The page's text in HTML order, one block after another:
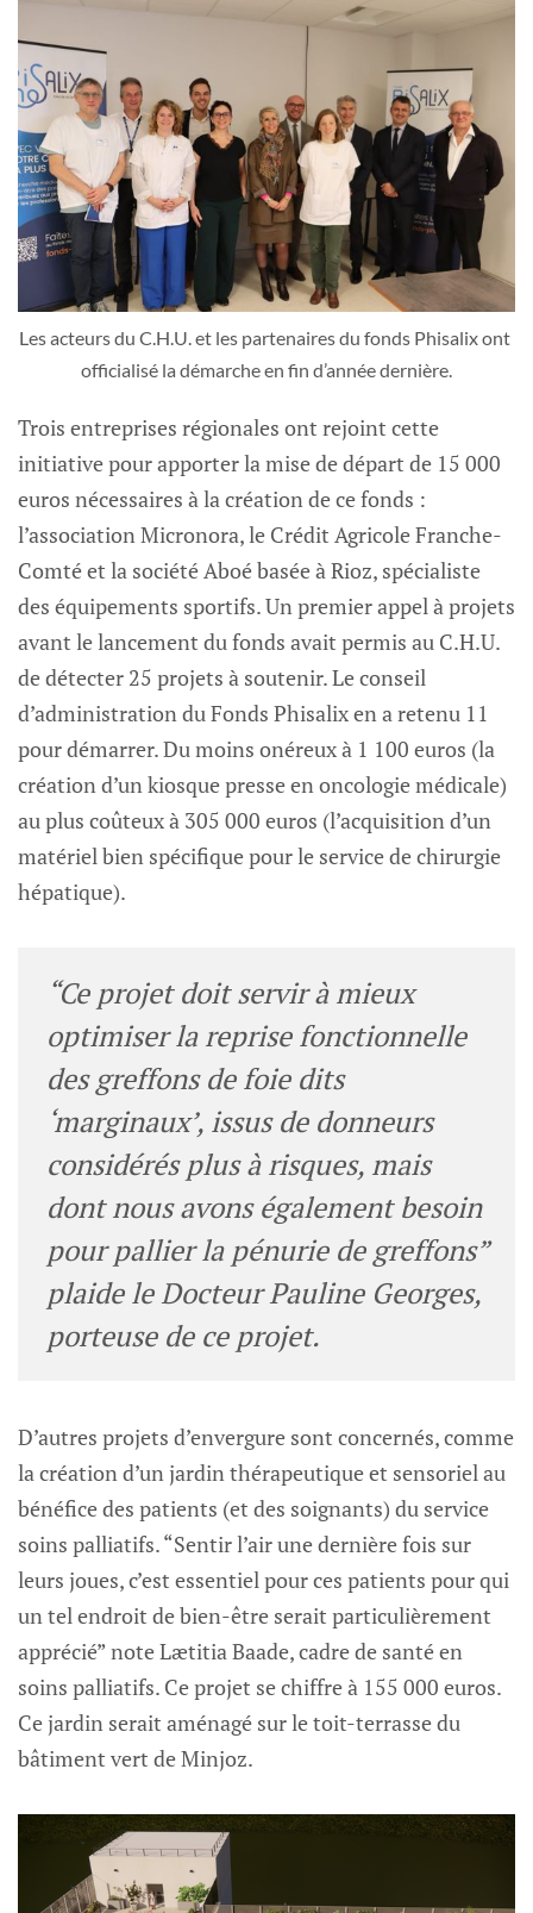
Les acteurs du C.H.U. et les partenaires du fonds Phisalix ont
officialisé la démarche en fin d’année dernière.
Trois entreprises régionales ont rejoint cette
initiative pour apporter la mise de départ de 15 000
euros nécessaires à la création de ce fonds :
l’association Micronora, le Crédit Agricole Franche-
Comté et la société Aboé basée à Rioz, spécialiste
des équipements sportifs. Un premier appel à projets
avant le lancement du fonds avait permis au C.H.U.
de détecter 25 projets à soutenir. Le conseil
d’administration du Fonds Phisalix en a retenu 11
pour démarrer. Du moins onéreux à 1 100 euros (la
création d’un kiosque presse en oncologie médicale)
au plus coûteux à 305 000 euros (l’acquisition d’un
matériel bien spécifique pour le service de chirurgie
hépatique).
“Ce projet doit servir à mieux
optimiser la reprise fonctionnelle
des greffons de foie dits
‘marginaux’, issus de donneurs
considérés plus à risques, mais
dont nous avons également besoin
pour pallier la pénurie de greffons”
plaide le Docteur Pauline Georges,
porteuse de ce projet.
D’autres projets d’envergure sont concernés, comme
la création d’un jardin thérapeutique et sensoriel au
bénéfice des patients (et des soignants) du service
soins palliatifs. “Sentir l’air une dernière fois sur
leurs joues, c’est essentiel pour ces patients pour qui
un tel endroit de bien-être serait particulièrement
apprécié” note Lætitia Baade, cadre de santé en
soins palliatifs. Ce projet se chiffre à 155 000 euros.
Ce jardin serait aménagé sur le toit-terrasse du
bâtiment vert de Minjoz.